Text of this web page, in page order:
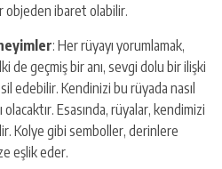
objeden ibaret olabilir.
: Her rüyayı yorumlamak,
de geçmiş bir anı, sevgi dolu bir ilişki
edebilir. Kendinizi bu rüyada nasıl
Esasında, rüyalar, kendimizi
Kolye gibi semboller, derinlere
eşlik eder.